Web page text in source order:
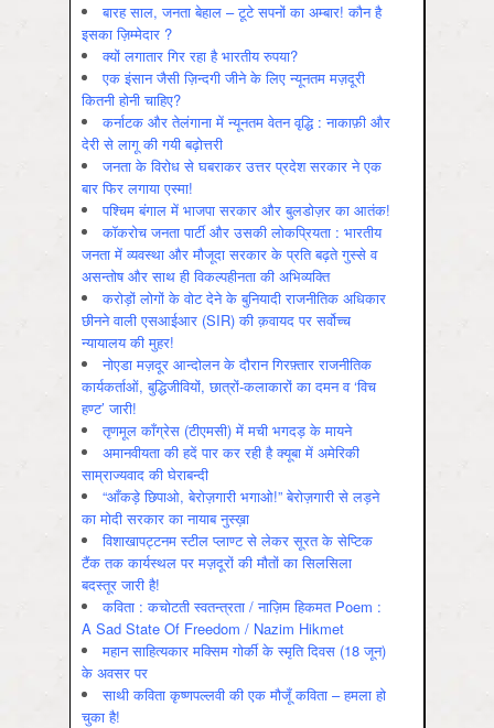
बारह साल, जनता बेहाल – टूटे सपनों का अम्बार! कौन है
इसका ज़िम्मेदार ?
क्यों लगातार गिर रहा है भारतीय रुपया?
एक इंसान जैसी ज़िन्दगी जीने के लिए न्यूनतम मज़दूरी
कितनी होनी चाहिए?
कर्नाटक और तेलंगाना में न्यूनतम वेतन वृद्धि : नाकाफ़ी और
देरी से लागू की गयी बढ़ोत्तरी
जनता के विरोध से घबराकर उत्तर प्रदेश सरकार ने एक
बार फिर लगाया एस्मा!
पश्चिम बंगाल में भाजपा सरकार और बुलडोज़र का आतंक!
कॉकरोच जनता पार्टी और उसकी लोकप्रियता : भारतीय
जनता में व्‍यवस्‍था और मौजूदा सरकार के प्रति बढ़ते गुस्‍से व
असन्‍तोष और साथ ही विकल्‍पहीनता की अभिव्‍यक्ति
करोड़ों लोगों के वोट देने के बुनियादी राजनीतिक अधिकार
छीनने वाली एसआईआर (SIR) की क़वायद पर सर्वोच्च
न्यायालय की मुहर!
नोएडा मज़दूर आन्दोलन के दौरान गिरफ़्तार राजनीतिक
कार्यकर्ताओं, बुद्धिजीवियों, छात्रों-कलाकारों का दमन व ‘विच
हण्ट’ जारी!
तृणमूल काँग्रेस (टीएमसी) में मची भगदड़ के मायने
अमानवीयता की हदें पार कर रही है क्यूबा में अमेरिकी
साम्राज्यवाद की घेराबन्दी
“आँकड़े छिपाओ, बेरोज़गारी भगाओ!” बेरोज़गारी से लड़ने
का मोदी सरकार का नायाब नुस्ख़ा
विशाखापट्टनम स्टील प्लाण्ट से लेकर सूरत के सेप्टिक
टैंक तक कार्यस्थल पर मज़दूरों की मौतों का सिलसिला
बदस्तूर जारी है!
कविता : कचोटती स्वतन्त्रता / नाज़िम हिकमत Poem :
A Sad State Of Freedom / Nazim Hikmet
महान साहित्यकार मक्सिम गोर्की के स्मृति दिवस (18 जून)
के अवसर पर
साथी कविता कृष्णपल्लवी की एक मौजूँ कविता – हमला हो
चुका है!